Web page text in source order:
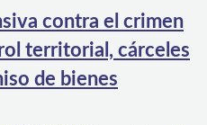
contra el crimen
territorial, cárceles
de bienes